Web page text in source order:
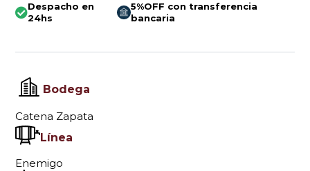
Despacho en
24hs
5%OFF con transferencia
bancaria
Bodega
Catena Zapata
Línea
Enemigo